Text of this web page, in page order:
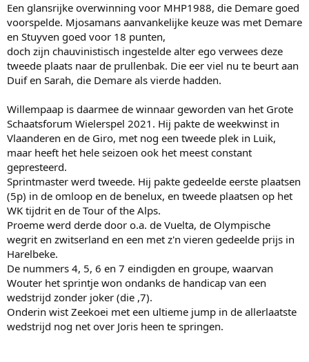
Een glansrijke overwinning voor MHP1988, die Demare goed
voorspelde. Mjosamans aanvankelijke keuze was met Demare
en Stuyven goed voor 18 punten,
doch zijn chauvinistisch ingestelde alter ego verwees deze
tweede plaats naar de prullenbak. Die eer viel nu te beurt aan
Duif en Sarah, die Demare als vierde hadden.
Willempaap is daarmee de winnaar geworden van het Grote
Schaatsforum Wielerspel 2021. Hij pakte de weekwinst in
Vlaanderen en de Giro, met nog een tweede plek in Luik,
maar heeft het hele seizoen ook het meest constant
gepresteerd.
Sprintmaster werd tweede. Hij pakte gedeelde eerste plaatsen
(5p) in de omloop en de benelux, en tweede plaatsen op het
WK tijdrit en de Tour of the Alps.
Proeme werd derde door o.a. de Vuelta, de Olympische
wegrit en zwitserland en een met z'n vieren gedeelde prijs in
Harelbeke.
De nummers 4, 5, 6 en 7 eindigden en groupe, waarvan
Wouter het sprintje won ondanks de handicap van een
wedstrijd zonder joker (die ,7).
Onderin wist Zeekoei met een ultieme jump in de allerlaatste
wedstrijd nog net over Joris heen te springen.